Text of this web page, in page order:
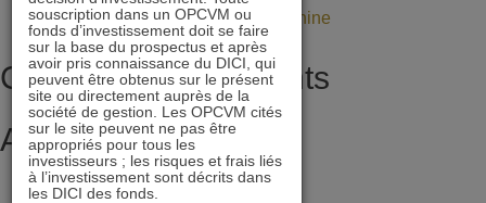
de l’Université Paris Dauphine
Commentaires récents
Archives
juillet 2026
souscription dans un OPCVM ou
fonds d’investissement doit se faire
sur la base du prospectus et après
avoir pris connaissance du DICI, qui
peuvent être obtenus sur le présent
site ou directement auprès de la
société de gestion. Les OPCVM cités
sur le site peuvent ne pas être
appropriés pour tous les
investisseurs ; les risques et frais liés
à l’investissement sont décrits dans
les DICI des fonds.